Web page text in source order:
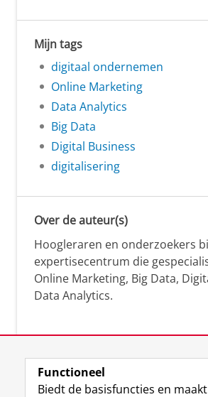
Mijn tags
digitaal ondernemen
Online Marketing
Data Analytics
Big Data
Digital Business
digitalisering
Over de auteur(s)
Hoogleraren en onderzoekers
expertisecentrum die
Online Marketing, Big Data,
Data Analytics.
Over deze blog
Via deze blog vertalen onze
Functioneel
Biedt de basisfuncties en